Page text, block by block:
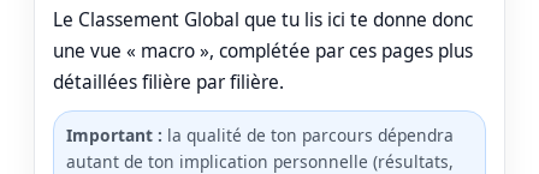
Le Classement Global que tu lis ici te donne donc
une vue « macro », complétée par ces pages plus
détaillées filière par filière.
Important : la qualité de ton parcours dépendra
autant de ton implication personnelle (résultats,